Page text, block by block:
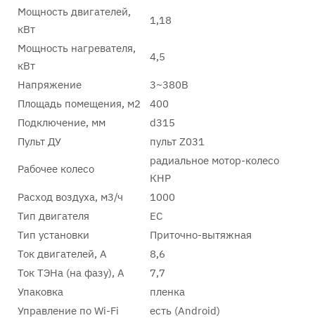
Мощность двигателей,
кВт
1,18
Мощность нагревателя,
кВт
4,5
Напряжение
3~380В
Площадь помещения, м2
400
Подключение, мм
d315
Пульт ДУ
пульт Z031
Рабочее колесо
радиальное мотор-колесо
КНР
Расход воздуха, м3/ч
1000
Тип двигателя
EC
Тип установки
Приточно-вытяжная
Ток двигателей, А
8,6
Ток ТЭНа (на фазу), А
7,7
Упаковка
пленка
Управление по Wi-Fi
есть (Android)